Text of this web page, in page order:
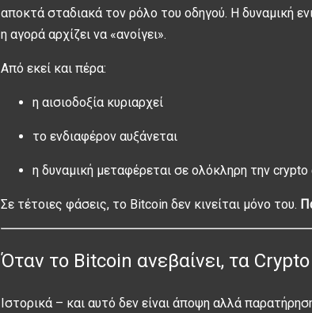
αποκτά σταδιακά τον ρόλο του οδηγού. Η δυναμική
η αγορά αρχίζει να «ανοίγει».
Από εκεί και πέρα:
η αισιοδοξία κυριαρχεί
το ενδιαφέρον αυξάνεται
η δυναμική μεταφέρεται σε ολόκληρη την
Σε τέτοιες φάσεις, το Bitcoin δεν κινείται μόνο του.
Όταν το Bitcoin ανεβαίνει, τα
Ιστορικά – και αυτό δεν είναι άποψη αλλά